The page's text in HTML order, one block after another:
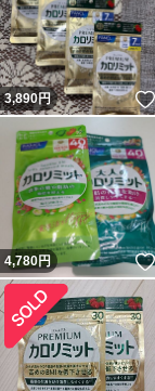
3,890円
4,780円